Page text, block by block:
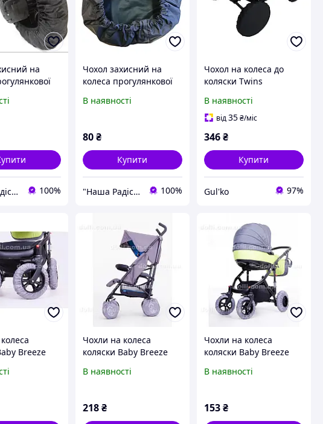
на
"Наша Радість" Інтернет-магазин 100%
Чохол захисний на
колеса прогулянкової
діаметр 25 см. Тканина
В наявності
80 ₴
Купити
"Наша Радість" Інтернет-магазин 100%
Чохол на колеса до
коляски Twins
В наявності
від35₴/міс
346₴
Купити
Gul'ko 97%
Breeze
Чохли на колеса
коляски Baby Breeze
В наявності
218 ₴
Чохли на колеса
коляски Baby Breeze
В наявності
153₴